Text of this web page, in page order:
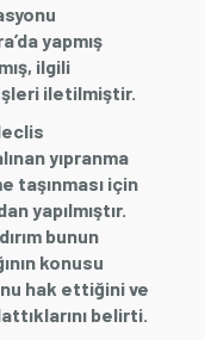
yapmış
ilgili
iletilmiştir.
yıpranma
taşınması için
yapılmıştır.
bunun
konusu
hak ettiğini ve
belirti.